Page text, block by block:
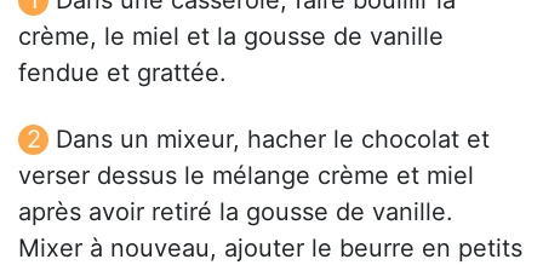
crème, le miel et la gousse de vanille
fendue et grattée.
Dans un mixeur, hacher le chocolat et
verser dessus le mélange crème et miel
après avoir retiré la gousse de vanille.
Mixer à nouveau, ajouter le beurre en petits